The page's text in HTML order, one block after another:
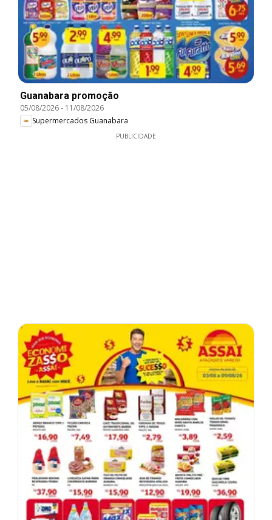
Guanabara promoção
05/08/2026- 11/08/2026
Supermercados Guanabara
PUBLICIDADE